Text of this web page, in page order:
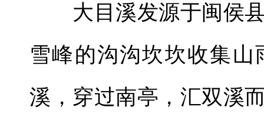
大目溪发源于闽侯县
雪峰的沟沟坎坎收集
溪，穿过南亭，汇双溪